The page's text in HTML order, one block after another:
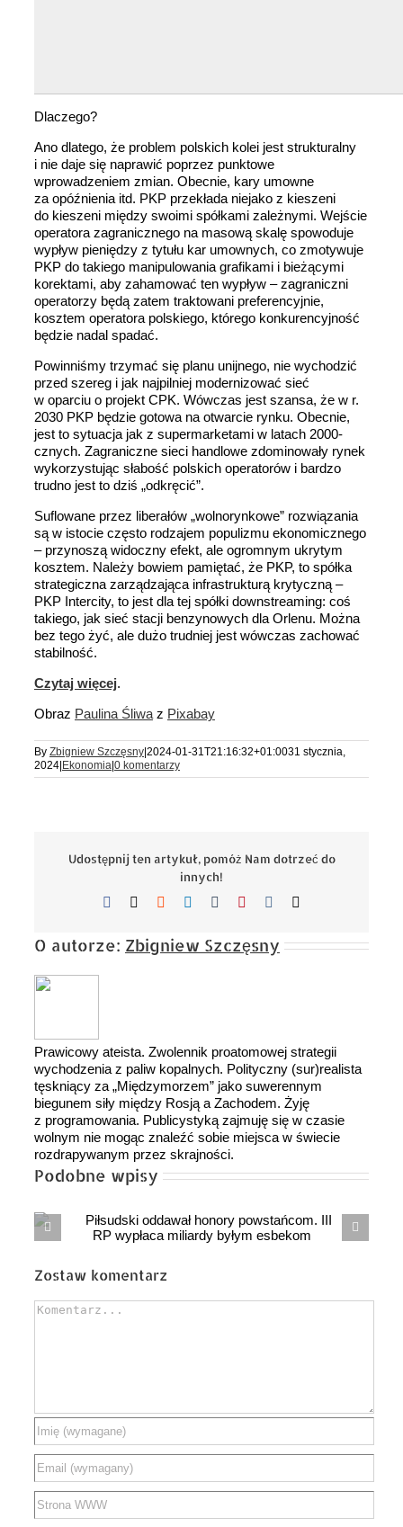
Dlaczego?
Ano dlatego, że problem polskich kolei jest strukturalny
i nie daje się naprawić poprzez punktowe
wprowadzeniem zmian. Obecnie, kary umowne
za opóźnienia itd. PKP przekłada niejako z kieszeni
do kieszeni między swoimi spółkami zależnymi. Wejście
operatora zagranicznego na masową skalę spowoduje
wypływ pieniędzy z tytułu kar umownych, co zmotywuje
PKP do takiego manipulowania grafikami i bieżącymi
korektami, aby zahamować ten wypływ – zagraniczni
operatorzy będą zatem traktowani preferencyjnie,
kosztem operatora polskiego, którego konkurencyjność
będzie nadal spadać.
Powinniśmy trzymać się planu unijnego, nie wychodzić
przed szereg i jak najpilniej modernizować sieć
w oparciu o projekt CPK. Wówczas jest szansa, że w r.
2030 PKP będzie gotowa na otwarcie rynku. Obecnie,
jest to sytuacja jak z supermarketami w latach 2000-
cznych. Zagraniczne sieci handlowe zdominowały rynek
wykorzystując słabość polskich operatorów i bardzo
trudno jest to dziś „odkręcić”.
Suflowane przez liberałów „wolnorynkowe” rozwiązania
są w istocie często rodzajem populizmu ekonomicznego
– przynoszą widoczny efekt, ale ogromnym ukrytym
kosztem. Należy bowiem pamiętać, że PKP, to spółka
strategiczna zarządzająca infrastrukturą krytyczną –
PKP Intercity, to jest dla tej spółki downstreaming: coś
takiego, jak sieć stacji benzynowych dla Orlenu. Można
bez tego żyć, ale dużo trudniej jest wówczas zachować
stabilność.
Czytaj więcej.
Obraz Paulina Śliwa z Pixabay
By Zbigniew Szczęsny|2024-01-31T21:16:32+01:0031 stycznia,
2024|Ekonomia|0 komentarzy
Udostępnij ten artykuł, pomóż Nam dotrzeć do
innych!
Facebook Reddit LinkedIn
TumblrPinterest
O autorze: Zbigniew Szczęsny
Prawicowy ateista. Zwolennik proatomowej strategii
wychodzenia z paliw kopalnych. Polityczny (sur)realista
tęskniący za „Międzymorzem” jako suwerennym
biegunem siły między Rosją a Zachodem. Żyję
z programowania. Publicystyką zajmuję się w czasie
wolnym nie mogąc znaleźć sobie miejsca w świecie
rozdrapywanym przez skrajności.
Podobne wpisy
Hiszpańska pułapka. Czy Polska powtórzy ten
Zostaw komentarz
Comment